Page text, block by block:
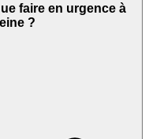
faire en urgence à
?